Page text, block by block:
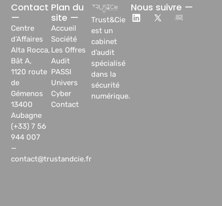
Trust&Cie
est un
cabinet
d’audit
spécialisé
dans la
sécurité
numérique.
Plan du
site —
Accueil
Société
Les Offres
Audit
PASSI
Univers
Cyber
Contact
Contact
—
Centre
d’Affaires
Alta Rocca,
Bât A,
1120 route
de
Gémenos
13400
Aubagne
(+33) 7 56
944 007
—
contact@trustandcie.fr
Nous suivre —